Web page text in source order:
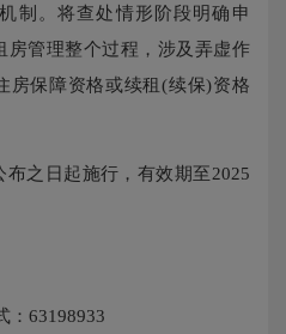
。将查处情形阶段明确申
房管理整个过程，涉及弄虚作
房保障资格或续租(续保)资格
之日起施行，有效期至2025
63198933